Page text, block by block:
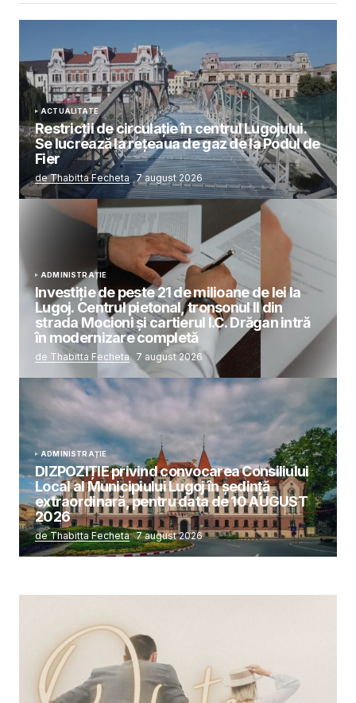
ACTUALITATE
Restricții de circulație în centrul Lugojului.
Se lucrează la rețeaua de gaz de la Podul de
Fier
de Thabitta Fecheta 7 august 2026
ADMINISTRAȚIE
Investiție de peste 21 de milioane de lei la
Lugoj. Centrul pietonal, tronsonul II din
strada Mocioni și cartierul I.C. Drăgan intră
în modernizare completă
de Thabitta Fecheta 7 august 2026
ADMINISTRAȚIE
DIZPOZIȚIE privind convocarea Consiliului
Local al Municipiului Lugoj în şedinţă
extraordinară, pentru data de 10 AUGUST
2026
de Thabitta Fecheta 7 august 2026